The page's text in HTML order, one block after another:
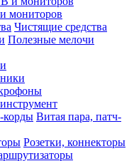
мониторов
Чистящие средства
Полезные мелочи
Витая пара, патч-
Розетки, коннекторы